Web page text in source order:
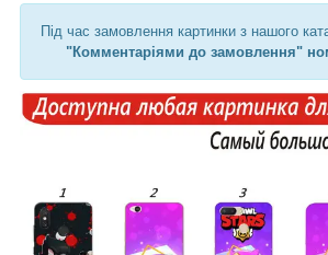
Під час замовлення картинки з нашого
"Комментаріями до замовлення"